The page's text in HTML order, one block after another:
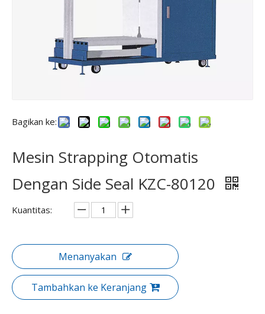
Bagikan ke:
Mesin Strapping Otomatis
Dengan Side Seal KZC-80120
Kuantitas:
Menanyakan
Tambahkan ke Keranjang